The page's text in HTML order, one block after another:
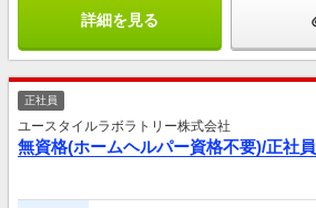
詳細を見る
正社員
ユースタイルラボラトリー株式会社
無資格(ホームヘルパー資格不要)/正社員